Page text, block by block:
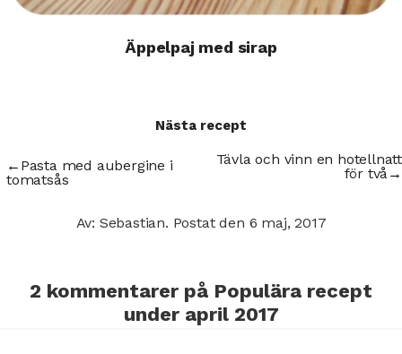
Äppelpaj med sirap
Nästa recept
← Pasta med aubergine i
tomatsås
Tävla och vinn en hotellnatt
för två→
Av: Sebastian. Postat den 6 maj, 2017
2 kommentarer på Populära recept
under april 2017